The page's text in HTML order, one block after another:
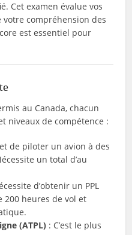
Cet examen évalue vos
compréhension des
est essentiel pour
au Canada, chacun
niveaux de compétence :
de piloter un avion à des
un total d’au
d’obtenir un PPL
heures de vol et
(ATPL) : C’est le plus